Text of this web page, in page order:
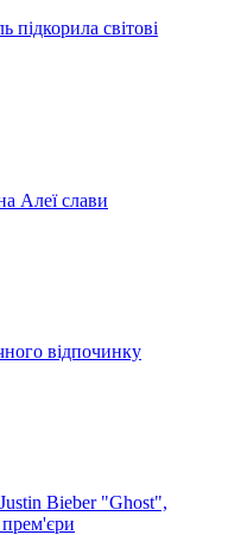
підкорила світові
Алеї слави
відпочинку
Bieber "Ghost",